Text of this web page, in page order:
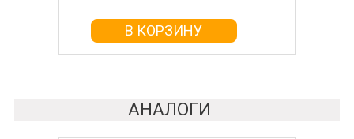
В КОРЗИНУ
В КОРЗИНУ
АНАЛОГИ